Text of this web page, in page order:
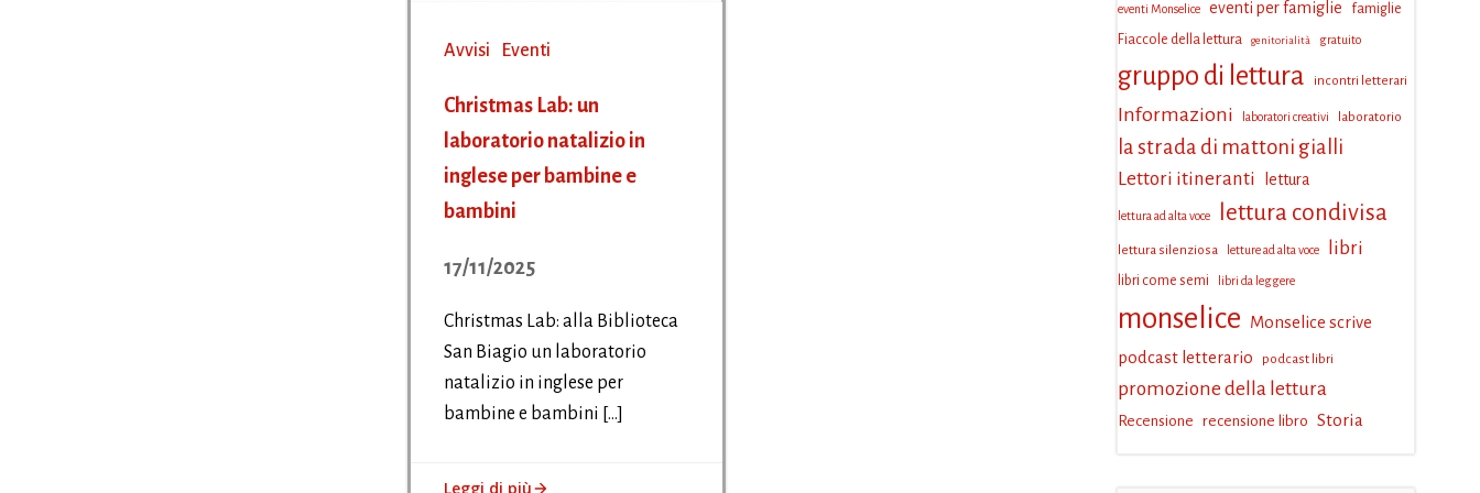
Avvisi Eventi
Christmas Lab: un
laboratorio natalizio in
inglese per bambine e
bambini
17/11/2025
Christmas Lab: alla Biblioteca
San Biagio un laboratorio
natalizio in inglese per
bambine e bambini […]
Leggi di più
eventi Monselice eventi per famiglie
famiglie
Fiaccole della lettura
genitorialità gratuito
gruppo di lettura incontri letterari
Informazioni laboratori creativi laboratorio
la strada di mattoni gialli
Lettori itineranti lettura
lettura ad alta voce lettura condivisa
lettura silenziosa letture ad alta voce libri
libri come semi libri da leggere
monselice Monselice scrive
podcast letterario
podcast libri
promozione della lettura
Recensione recensione libro Storia